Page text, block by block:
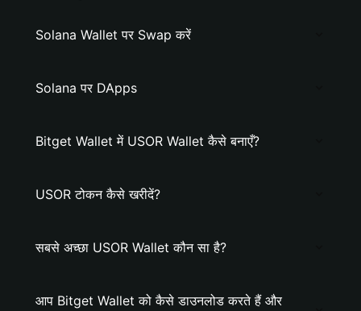
Solana Wallet पर Swap करें
Solana पर DApps
Bitget Wallet में USOR Wallet कैसे बनाएँ?
USOR टोकन कैसे खरीदें?
सबसे अच्छा USOR Wallet कौन सा है?
आप Bitget Wallet को कैसे डाउनलोड करते हैं और